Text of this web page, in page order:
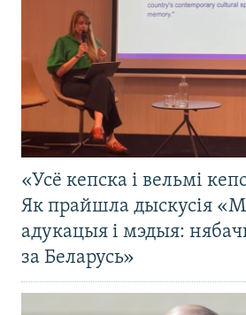
«Усё кепска і вельмі
Як прайшла дыскусія
адукацыя і мэдыя:
за Беларусь»